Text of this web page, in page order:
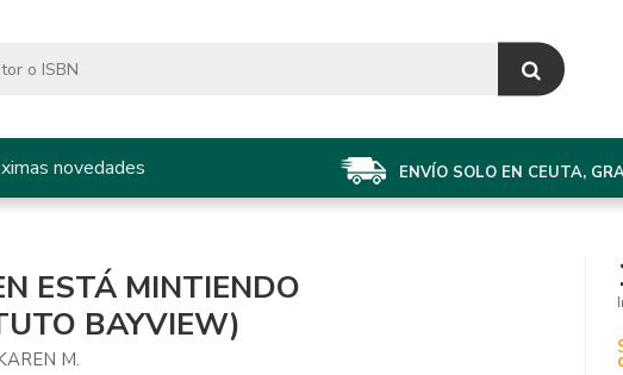
novedades ENVÍO SOLO EN CEUTA,
ESTÁ MINTIENDO
BAYVIEW)
M.